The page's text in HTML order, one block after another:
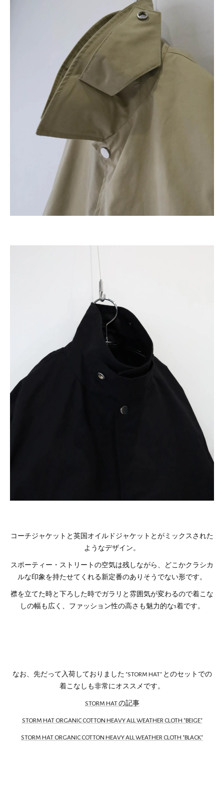
コーチジャケットと英国オイルドジャケットとがミックスされた
ようなデザイン。
スポーティー・ストリートの空気は残しながら、どこかクラシカ
ルな印象を持たせてくれる新定番のありそうでない形です。
襟を立てた時と下ろした時でガラリと雰囲気が変わるので着こな
しの幅も広く、ファッション性の高さも魅力的な1着です。
なお、先だって入荷しておりました "STORM HAT" とのセットでの
着こなしも非常にオススメです。
STORM HAT の記事
STORM HAT ORGANIC COTTON HEAVY ALL WEATHER CLOTH "BEIGE"
STORM HAT ORGANIC COTTON HEAVY ALL WEATHER CLOTH "BLACK"